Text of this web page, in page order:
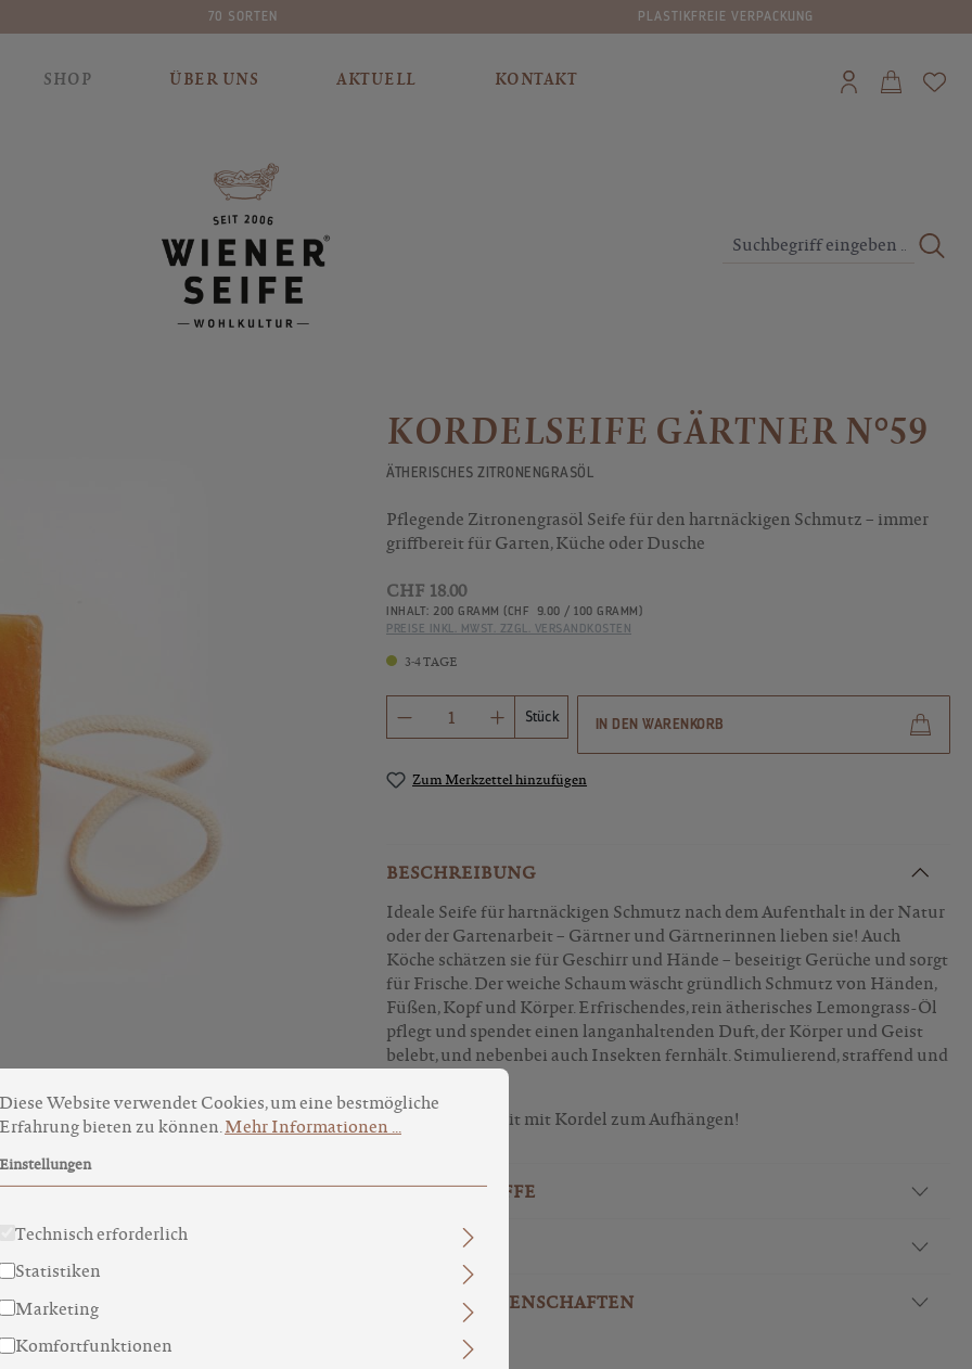
SHOP ÜBER UNS AKTUELL KONTAKT
KORDELSEIFE GÄRTNER N°59
ÄTHERISCHES ZITRONENGRASÖL
Pflegende Zitronengrasöl Seife für den hartnäckigen Schmutz – immer
griffbereit für Garten, Küche oder Dusche
CHF 18.00
INHALT: 200 GRAMM (CHF 9.00 / 100 GRAMM)
PREISE INKL. MWST. ZZGL. VERSANDKOSTEN
3-4 TAGE
Produkt Anzahl: Gib den gewünschten Wert ein
Stück IN DEN WARENKORB
Zum Merkzettel hinzufügen
BESCHREIBUNG
Ideale Seife für hartnäckigen Schmutz nach dem Aufenthalt in der Natur
oder der Gartenarbeit – Gärtner und Gärtnerinnen lieben sie! Auch
Köche schätzen sie für Geschirr und Hände – beseitigt Gerüche und sorgt
für Frische. Der weiche Schaum wäscht gründlich Schmutz von Händen,
Füßen, Kopf und Körper. Erfrischendes, rein ätherisches Lemongrass-Öl
pflegt und spendet einen langanhaltenden Duft, der Körper und Geist
belebt, und nebenbei auch Insekten fernhält. Stimulierend, straffend und
Immer griffbereit mit Kordel zum Aufhängen!
INHALTSSTOFFE
WEITERE EIGENSCHAFTEN
Voreinstellungen
Website verwendet Cookies, um eine bestmögliche Erfahrung bieten zu können.
Diese Website verwendet Cookies, um eine bestmögliche
Erfahrung bieten zu können. Mehr Informationen ...
Einstellungen
Technisch erforderlich
Statistiken
Marketing
Komfortfunktionen